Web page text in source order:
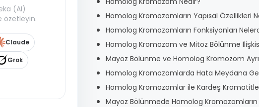
(AI)
özetleyin.
Claude
Grok
Homolog Kromozomların Yapısal Özellikleri
Homolog Kromozomların Fonksiyonları
Homolog Kromozom ve Mitoz Bölünme
Mayoz Bölünme ve Homolog Kromozom
Homolog Kromozomlarda Hata Meydana
Homolog Kromozomlar ile Kardeş
Mayoz Bölünmede Homolog Kromozomların